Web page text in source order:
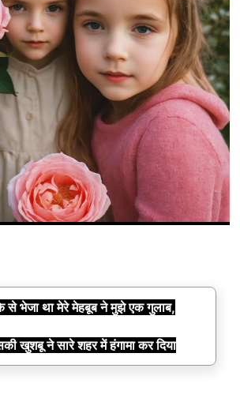
से भेजा था मेरे मेहबूब ने मुझे एक गुलाब,
खुशबू ने सारे शहर में हंगामा कर दिया